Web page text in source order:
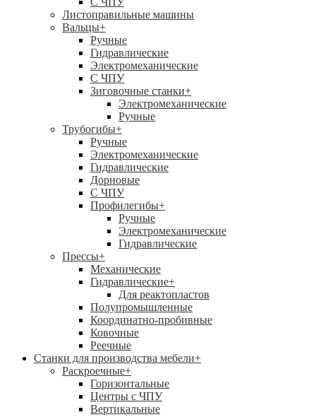
Листоправильные машины
Вальцы+
Ручные
Гидравлические
Электромеханические
С ЧПУ
Зиговочные станки+
Электромеханические
Ручные
Трубогибы+
Ручные
Электромеханические
Гидравлические
Дорновые
С ЧПУ
Профилегибы+
Ручные
Электромеханические
Гидравлические
Прессы+
Механические
Гидравлические+
Для реактопластов
Полупромышленные
Координатно-пробивные
Ковочные
Реечные
Станки для производства мебели+
Раскроечные+
Горизонтальные
Центры с ЧПУ
Вертикальные